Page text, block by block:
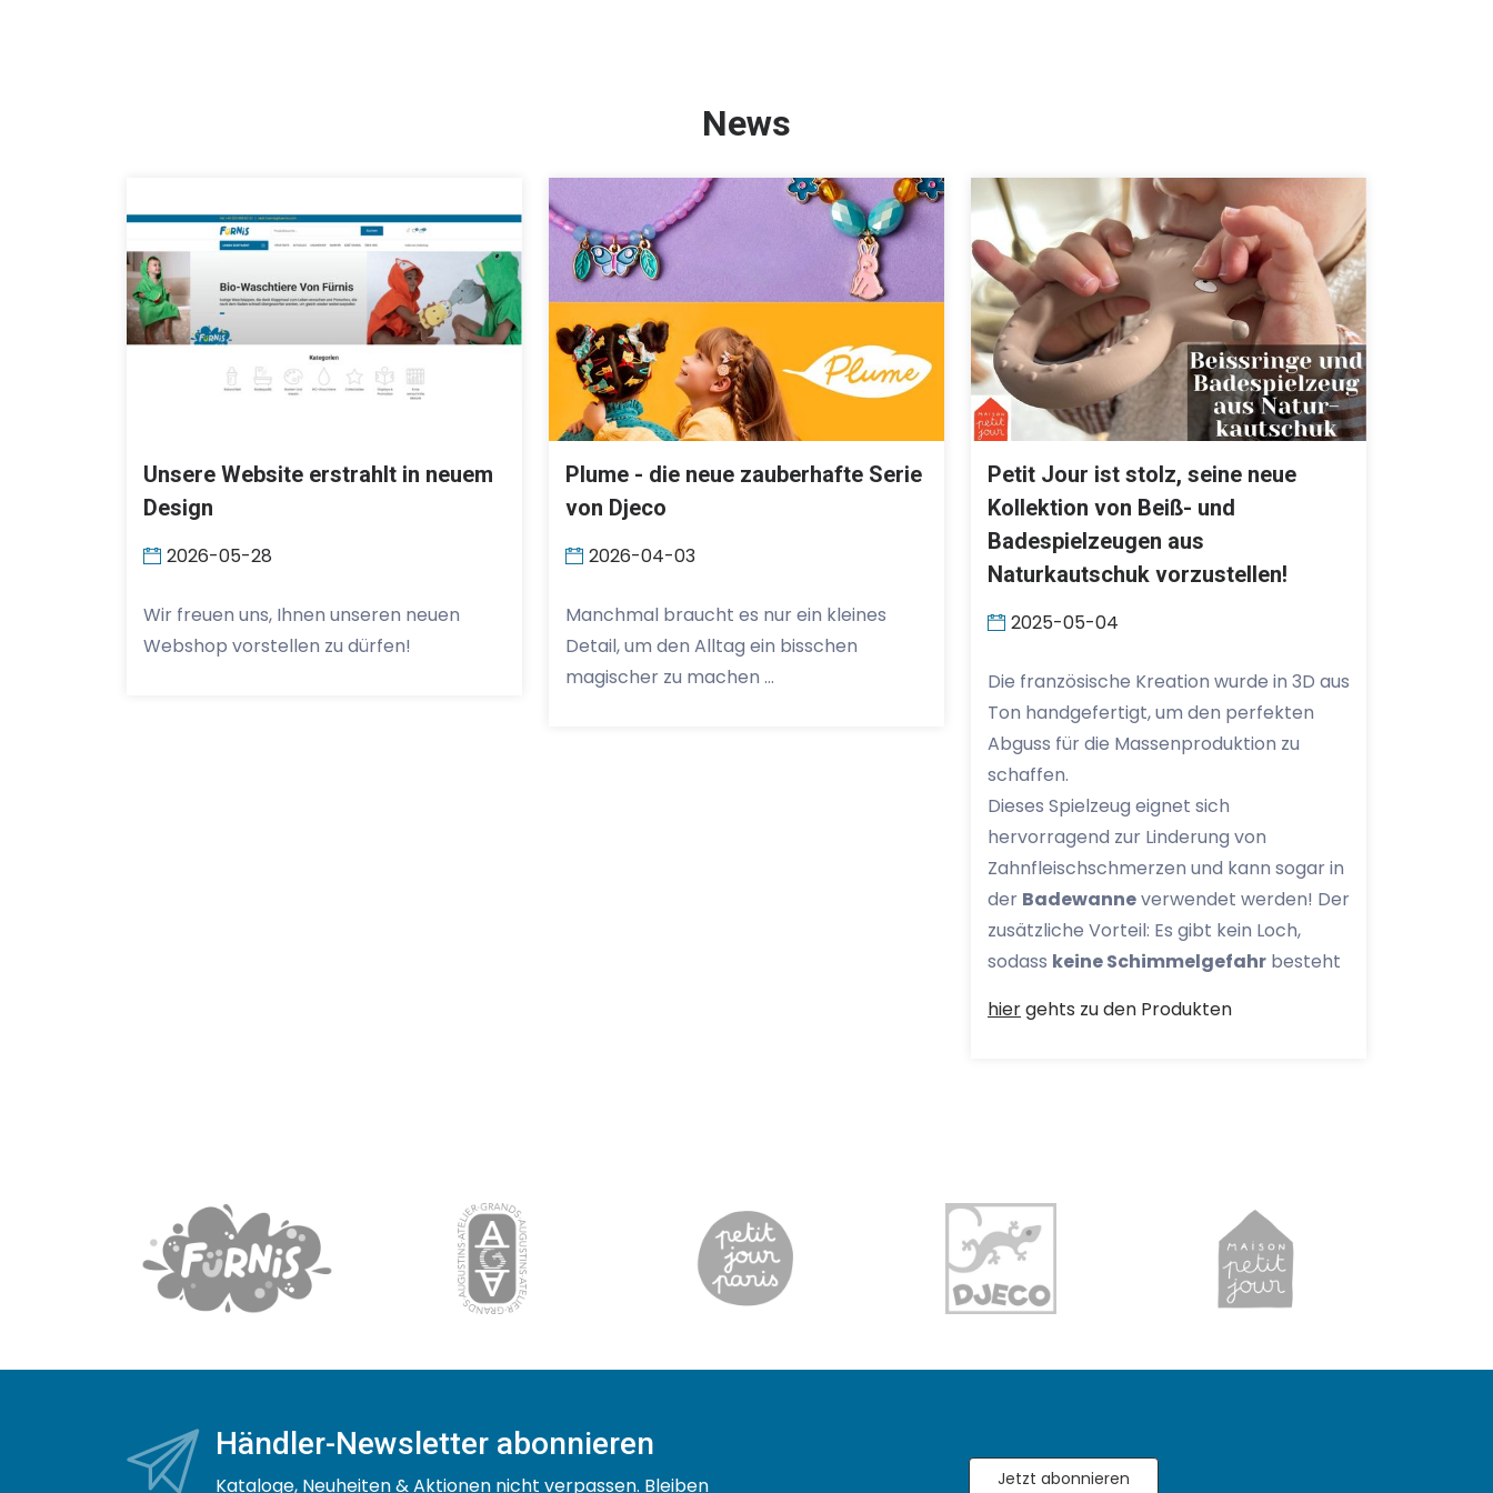
News
Unsere Website erstrahlt in neuem
Design
2026-05-28
Wir freuen uns, Ihnen unseren neuen
Webshop vorstellen zu dürfen!
Plume - die neue zauberhafte Serie
von Djeco
2026-04-03
Manchmal braucht es nur ein kleines
Detail, um den Alltag ein bisschen
magischer zu machen …
Petit Jour ist stolz, seine neue
Kollektion von Beiß- und
Badespielzeugen aus
Naturkautschuk vorzustellen!
2025-05-04
Die französische Kreation wurde in 3D aus
Ton handgefertigt, um den perfekten
Abguss für die Massenproduktion zu
schaffen.
Dieses Spielzeug eignet sich
hervorragend zur Linderung von
Zahnfleischschmerzen und kann sogar in
der Badewanneverwendet werden! Der
zusätzliche Vorteil: Es gibt kein Loch,
sodass keine Schimmelgefahr besteht
hiergehts zu den Produkten
Händler-Newsletter abonnieren
Kataloge, Neuheiten & Aktionen nicht verpassen. Bleiben Jetzt abonnieren